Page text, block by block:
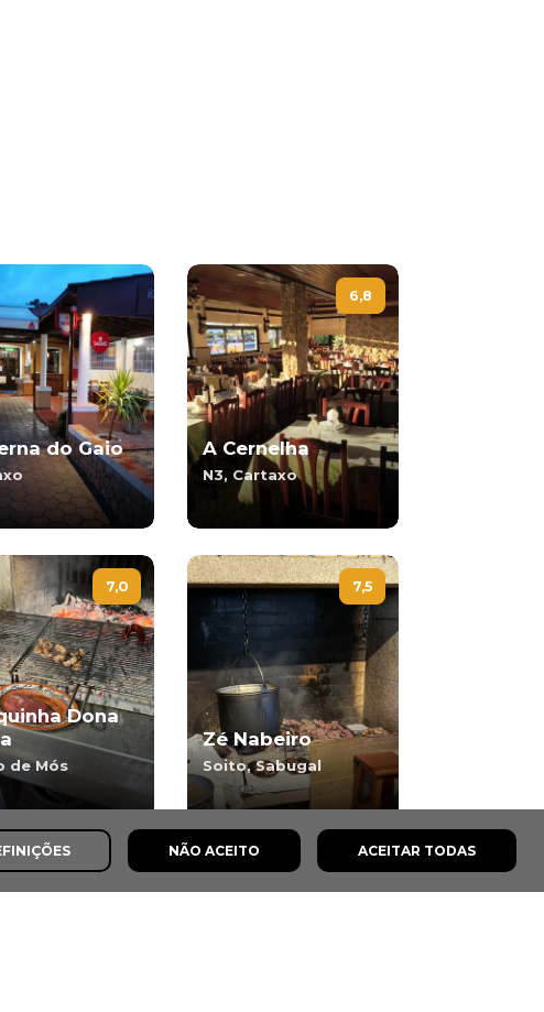
do Gaio
6,8
A Cernelha
N3, Cartaxo
7,0
Dona
de Mós
7,5
Zé Nabeiro
Soito, Sabugal
;
NÃO ACEITO ACEITAR TODAS